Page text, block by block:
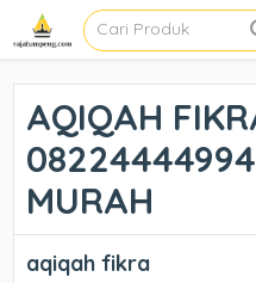
AQIQAH
MURAH
aqiqah fikra